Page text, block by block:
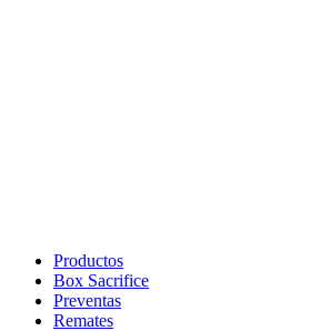
Productos
Box Sacrifice
Preventas
Remates